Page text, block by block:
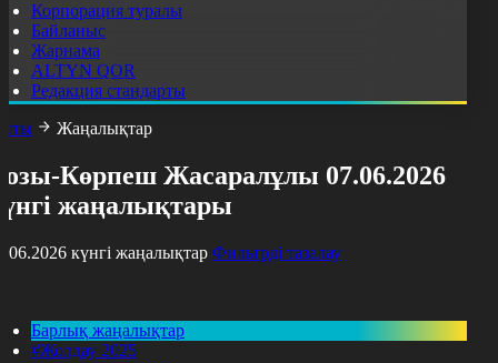
Корпорация туралы
Байланыс
Жарнама
ALTYN QOR
Редакция стандарты
Жаңалықтар
Көрпеш Жасаралұлы 07.06.2026
жаңалықтары
күнгі жаңалықтар Фильтрді тазалау
Барлық жаңалықтар
#Жолдау 2025